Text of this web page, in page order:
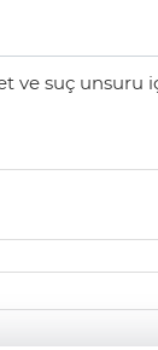
ve suç unsuru